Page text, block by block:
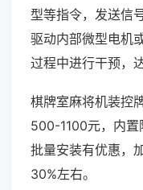
型等指令，发送信
驱动内部微型电机
过程中进行干预，
棋牌室麻将机装控
500-1100元，内
批量安装有优惠，
30%左右。